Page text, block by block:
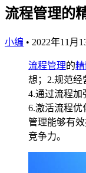
流程管理的
小编 • 2022年11月
流程管理的
想；2.规范经
4.通过流程加
6.激活流程优
管理能够有
竞争力。